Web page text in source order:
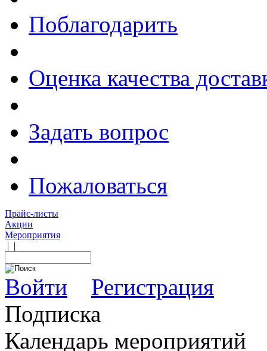
Поблагодарить
Оценка качества
Задать вопрос
Пожаловаться
Прайс-листы
Акции
Мероприятия
| |
Войти
Регистрация
Подписка
Календарь мероприятий